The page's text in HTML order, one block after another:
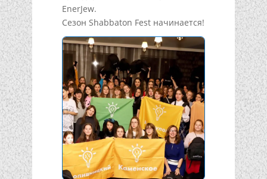
EnerJew.
Сезон Shabbaton Fest начинается!